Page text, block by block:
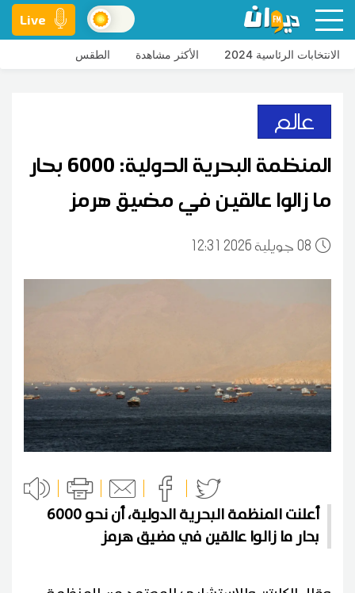
Live
الانتخابات الرئاسية 2024 الأكثر مشاهدة الطقس
عالم
المنظمة البحرية الدولية: 6000 بحار
ما زالوا عالقين في مضيق هرمز
0812:31 2026 جويلية
أعلنت المنظمة البحرية الدولية، أن نحو 6000
بحار ما زالوا عالقين في مضيق هرمز